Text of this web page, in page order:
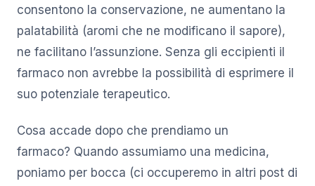
consentono la conservazione, ne aumentano la
palatabilità (aromi che ne modificano il sapore),
ne facilitano l’assunzione. Senza gli eccipienti il
farmaco non avrebbe la possibilità di esprimere il
suo potenziale terapeutico.
Cosa accade dopo che prendiamo un
farmaco? Quando assumiamo una medicina,
poniamo per bocca (ci occuperemo in altri post di